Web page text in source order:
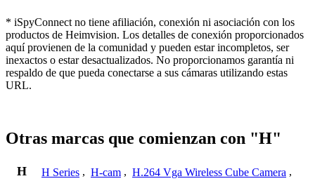
* iSpyConnect no tiene afiliación, conexión ni asociación con los
productos de Heimvision. Los detalles de conexión proporcionados
aquí provienen de la comunidad y pueden estar incompletos, ser
inexactos o estar desactualizados. No proporcionamos garantía ni
respaldo de que pueda conectarse a sus cámaras utilizando estas
URL.
Otras marcas que comienzan con "H"
H H Series , H-cam , H.264 Vga Wireless Cube Camera ,